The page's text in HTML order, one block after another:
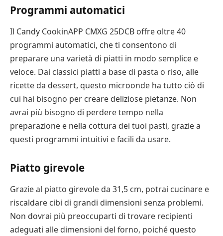
Programmi automatici
Il Candy CookinAPP CMXG 25DCB offre oltre 40
programmi automatici, che ti consentono di
preparare una varietà di piatti in modo semplice e
veloce. Dai classici piatti a base di pasta o riso, alle
ricette da dessert, questo microonde ha tutto ciò di
cui hai bisogno per creare deliziose pietanze. Non
avrai più bisogno di perdere tempo nella
preparazione e nella cottura dei tuoi pasti, grazie a
questi programmi intuitivi e facili da usare.
Piatto girevole
Grazie al piatto girevole da 31,5 cm, potrai cucinare e
riscaldare cibi di grandi dimensioni senza problemi.
Non dovrai più preoccuparti di trovare recipienti
adeguati alle dimensioni del forno, poiché questo